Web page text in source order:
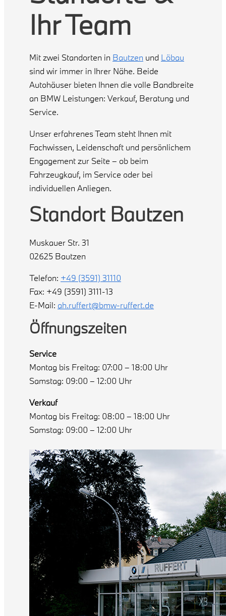
Ihr Team
Mit zwei Standorten in Bautzen und Löbau
sind wir immer in Ihrer Nähe. Beide
Autohäuser bieten Ihnen die volle Bandbreite
an BMW Leistungen: Verkauf, Beratung und
Service.
Unser erfahrenes Team steht Ihnen mit
Fachwissen, Leidenschaft und persönlichem
Engagement zur Seite – ob beim
Fahrzeugkauf, im Service oder bei
individuellen Anliegen.
Standort Bautzen
Muskauer Str. 31
02625 Bautzen
Telefon: +49 (3591) 31110
Fax: +49 (3591) 3111-13
E-Mail: ah.ruffert@bmw-ruffert.de
Öffnungszeiten
Service
Montag bis Freitag: 07:00 – 18:00 Uhr
Samstag: 09:00 – 12:00 Uhr
Verkauf
Montag bis Freitag: 08:00 – 18:00 Uhr
Samstag: 09:00 – 12:00 Uhr